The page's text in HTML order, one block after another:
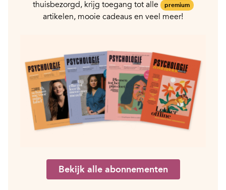
thuisbezorgd, krijg toegang tot alle
premium
artikelen, mooie cadeaus en veel meer!
Bekijk alle abonnementen